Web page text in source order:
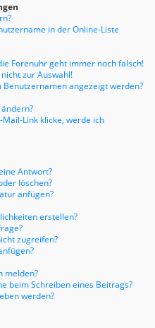
in der Online-Liste
Forenuhr geht immer noch falsch!
zur Auswahl!
angezeigt werden?
Link klicke, werde ich
Antwort?
löschen?
anfügen?
erstellen?
zugreifen?
melden?
beim Schreiben eines Beitrags?
werden?